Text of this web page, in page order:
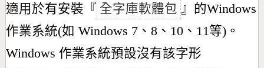
適用於有安裝『 全字庫軟體包 』的Windows
作業系統(如 Windows 7、8、10、11等)。
Windows 作業系統預設沒有該字形